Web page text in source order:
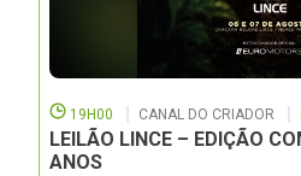
19H00 CANAL DO CRIADOR
LEILÃO LINCE – EDIÇÃO
ANOS